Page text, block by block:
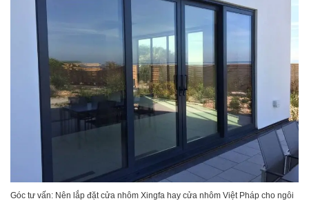
Góc tư vấn: Nên lắp đặt cửa nhôm Xingfa hay cửa nhôm Việt Pháp cho ngôi